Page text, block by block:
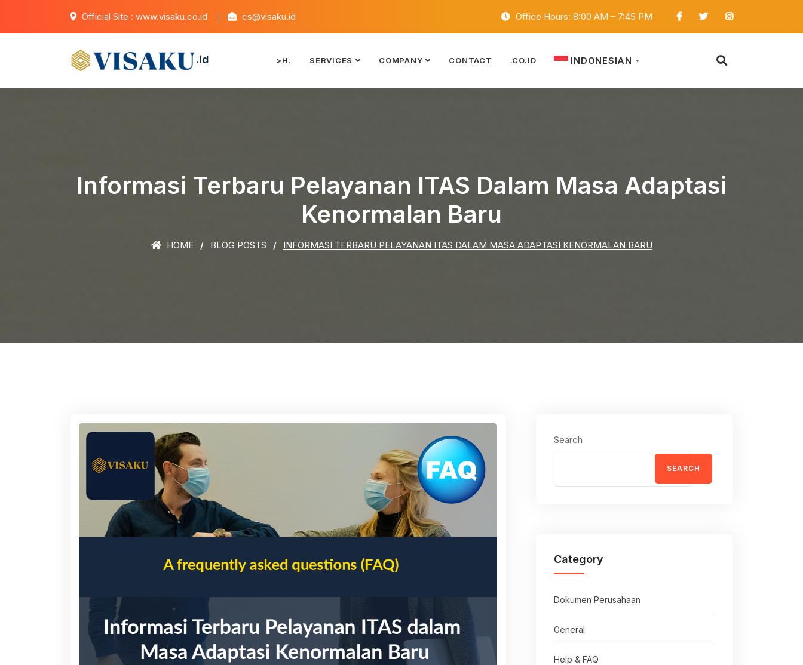
Official Site : www.visaku.co.id cs@visaku.id Office Hours: 8:00 AM – 7:45 PM
.id >H. SERVICES COMPANY CONTACT .CO.ID INDONESIAN ▼
Informasi Terbaru Pelayanan ITAS Dalam Masa Adaptasi
Kenormalan Baru
HOME BLOG POSTS INFORMASI TERBARU PELAYANAN ITAS DALAM MASA ADAPTASI KENORMALAN BARU
Search
SEARCH
Category
Dokumen Perusahaan
General
Help & FAQ